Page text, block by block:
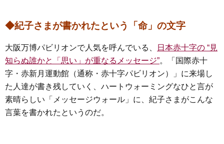
◆紀子さまが書かれたという「命」の文字
大阪万博パビリオンで人気を呼んでいる、
日本赤十字の “見
知らぬ誰かと「思い」が重なるメッセージ”。「国際赤十
字・赤新月運動館（通称・赤十字パビリオン）」に来場し
た人達が書き残していく、ハートウォーミングなひと言が
素晴らしい「メッセージウォール」に、紀子さまがこんな
言葉を書かれたというのだ。